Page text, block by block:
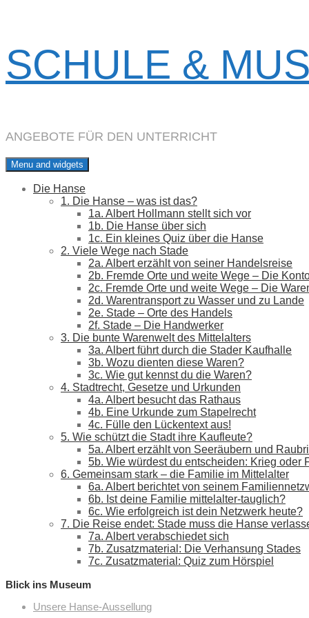
to
content
SCHULE &
ANGEBOTE FÜR DEN UNTERRICHT
Menu and widgets
Die Hanse
1. Die Hanse – was ist das?
1a. Albert Hollmann stellt sich vor
1b. Die Hanse über sich
1c. Ein kleines Quiz über die Hanse
2. Viele Wege nach Stade
2a. Albert erzählt von seiner Handelsreise
2b. Fremde Orte und weite Wege – Die
2c. Fremde Orte und weite Wege – Die
2d. Warentransport zu Wasser und zu Lande
2e. Stade – Orte des Handels
2f. Stade – Die Handwerker
3. Die bunte Warenwelt des Mittelalters
3a. Albert führt durch die Stader Kaufhalle
3b. Wozu dienten diese Waren?
3c. Wie gut kennst du die Waren?
4. Stadtrecht, Gesetze und Urkunden
4a. Albert besucht das Rathaus
4b. Eine Urkunde zum Stapelrecht
4c. Fülle den Lückentext aus!
5. Wie schützt die Stadt ihre Kaufleute?
5a. Albert erzählt von Seeräubern und
5b. Wie würdest du entscheiden: Krieg oder
6. Gemeinsam stark – die Familie im Mittelalter
6a. Albert berichtet von seinem
6b. Ist deine Familie mittelalter-tauglich?
6c. Wie erfolgreich ist dein Netzwerk heute?
7. Die Reise endet: Stade muss die Hanse
7a. Albert verabschiedet sich
7b. Zusatzmaterial: Die Verhansung Stades
7c. Zusatzmaterial: Quiz zum Hörspiel
Blick ins Museum
Unsere Hanse-Aussellung